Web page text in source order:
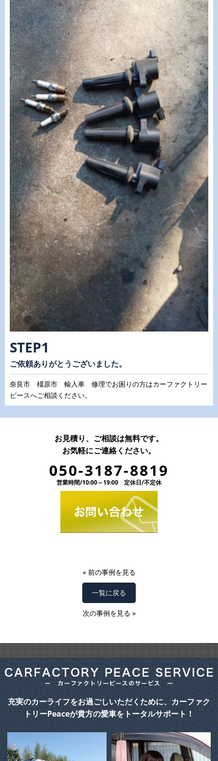
STEP1
ご依頼ありがとうございました。
奈良市 橿原市 輸入車 修理でお困りの方はカーファクトリー
ピースへご相談ください。
お見積り、ご相談は無料です。
お気軽にご連絡ください。
050-3187-8819
営業時間/10:00～19:00 定休日/不定休
« 前の事例を見る
一覧に戻る
次の事例を見る »
充実のカーライフをお過ごしいただくために、カーファク
トリーPeaceが貴方の愛車をトータルサポート！